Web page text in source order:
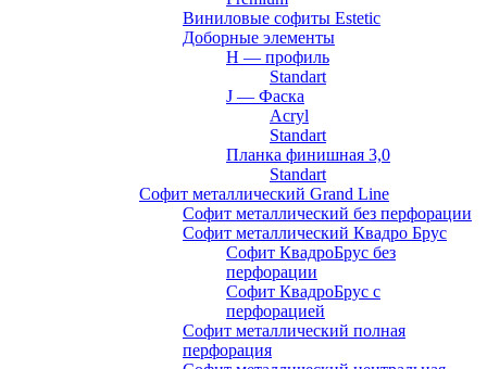
Виниловые софиты Estetic
Доборные элементы
H — профиль
Standart
J — Фаска
Acryl
Standart
Планка финишная 3,0
Standart
Софит металлический Grand Line
Софит металлический без перфорации
Софит металлический Квадро Брус
Софит КвадроБрус без
перфорации
Софит КвадроБрус с
перфорацией
Софит металлический полная
перфорация